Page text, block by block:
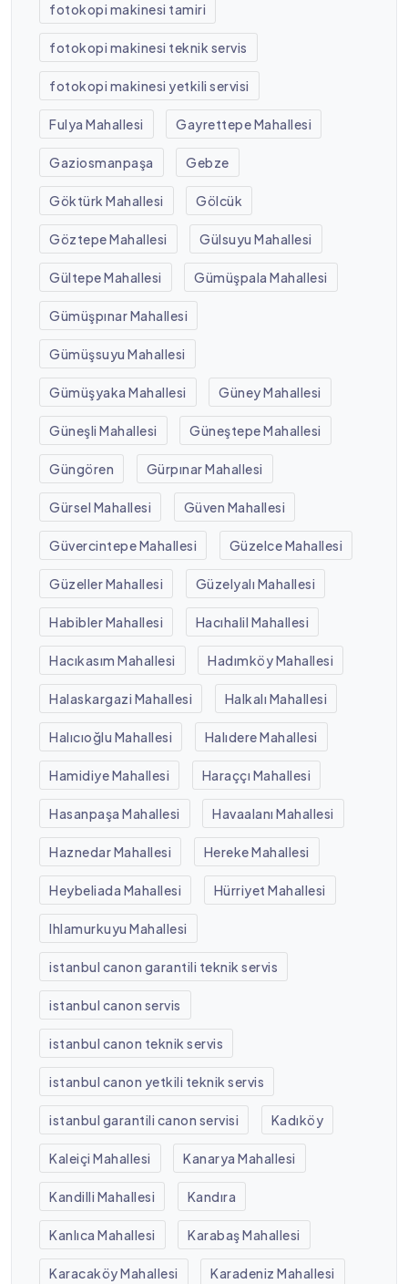
fotokopi makinesi tamiri
fotokopi makinesi teknik servis
fotokopi makinesi yetkili servisi
Fulya Mahallesi Gayrettepe Mahallesi
Gaziosmanpaşa Gebze
Göktürk Mahallesi Gölcük
Göztepe Mahallesi Gülsuyu Mahallesi
Gültepe Mahallesi Gümüşpala Mahallesi
Gümüşpınar Mahallesi
Gümüşsuyu Mahallesi
Gümüşyaka Mahallesi Güney Mahallesi
Güneşli Mahallesi Güneştepe Mahallesi
Güngören Gürpınar Mahallesi
Gürsel Mahallesi Güven Mahallesi
Güvercintepe Mahallesi Güzelce Mahallesi
Güzeller Mahallesi Güzelyalı Mahallesi
Habibler Mahallesi Hacıhalil Mahallesi
Hacıkasım Mahallesi Hadımköy Mahallesi
Halaskargazi Mahallesi Halkalı Mahallesi
Halıcıoğlu Mahallesi Halıdere Mahallesi
Hamidiye Mahallesi Haraççı Mahallesi
Hasanpaşa Mahallesi Havaalanı Mahallesi
Haznedar Mahallesi Hereke Mahallesi
Heybeliada Mahallesi Hürriyet Mahallesi
Ihlamurkuyu Mahallesi
istanbul canon garantili teknik servis
istanbul canon servis
istanbul canon teknik servis
istanbul canon yetkili teknik servis
istanbul garantili canon servisi Kadıköy
Kaleiçi Mahallesi Kanarya Mahallesi
Kandilli Mahallesi Kandıra
Kanlıca Mahallesi Karabaş Mahallesi
Karacaköy Mahallesi Karadeniz Mahallesi